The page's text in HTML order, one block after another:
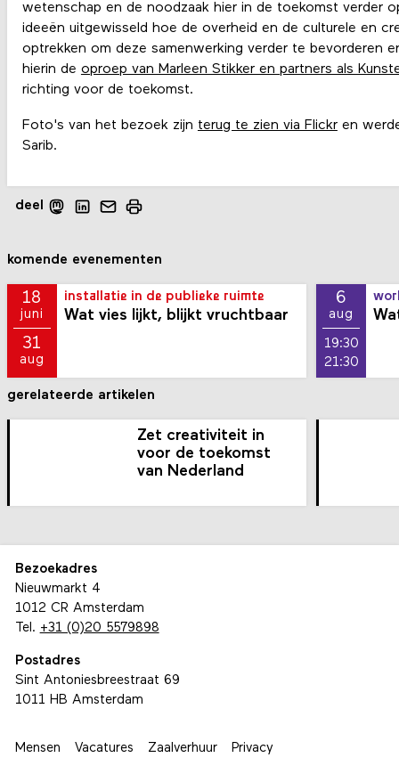
wetenschap en de noodzaak hier in de toekomst verder
ideeën uitgewisseld hoe de overheid en de culturele en
optrekken om deze samenwerking verder te bevorderen
hierin de oproep van Marleen Stikker en partners als
richting voor de toekomst.
Foto's van het bezoek zijn terug te zien via Flickren
Sarib.
deel
komende evenementen
18
juni
31
aug
installatie in de publieke ruimte
Wat vies lijkt, blijkt vruchtbaar
6
aug
19:30
21:30
gerelateerde artikelen
Zet creativiteit in
voor de toekomst
van Nederland
Bezoekadres
Nieuwmarkt 4
1012 CR Amsterdam
Tel. +31 (0)20 5579898
Postadres
Sint Antoniesbreestraat 69
1011 HB Amsterdam
Mensen Vacatures Zaalverhuur Privacy